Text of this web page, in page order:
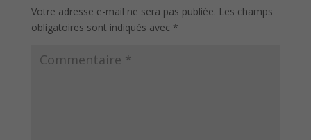
Votre adresse e-mail ne sera pas publiée. Les champs
obligatoires sont indiqués avec *